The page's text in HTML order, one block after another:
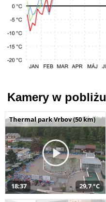
Kamery w pobliżu
Thermal park Vrbov (50 km)
18:37 29,7 °C